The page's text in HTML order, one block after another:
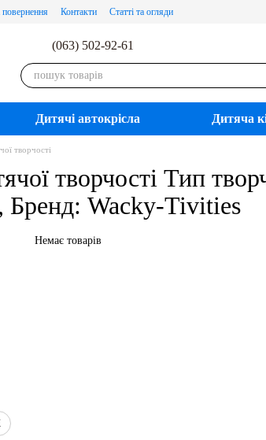
Контакти Статті та огляди
(063) 502-92-61
Дитячі автокрісла Дитяча
творчості
творчості Тип
Бренд: Wacky-Tivities
Немає товарів